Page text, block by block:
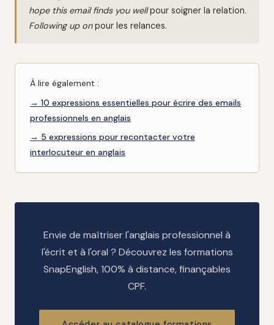
hope this email finds you wellpour soigner la relation.
Following up onpour les relances.
À lire également :
→ 10 expressions essentielles pour écrire des emails
professionnels en anglais
→ 5 expressions pour recontacter votre
interlocuteur en anglais
Envie de maîtriser l'anglais professionnel à
l'écrit et à l'oral ? Découvrez les formations
SnapEnglish, 100% à distance, finançables
CPF.